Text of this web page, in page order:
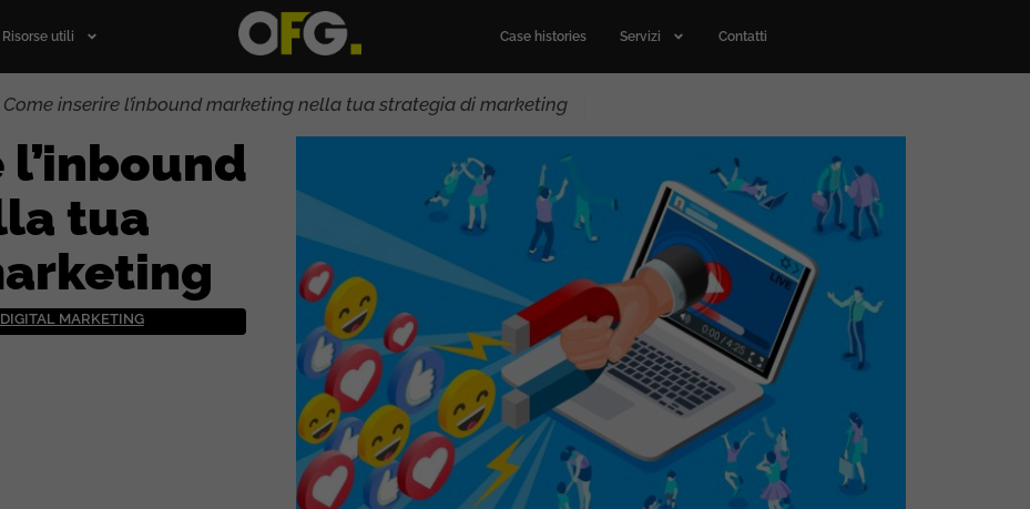
Risorse utili Case histories Servizi Contatti
Come inserire l’inbound marketing nella tua strategia di marketing
tua
DIGITAL MARKETING